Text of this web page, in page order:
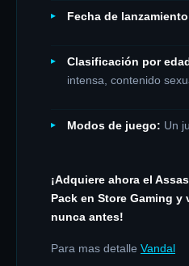
Fecha de
Clasificación por
intensa, contenido
Modos de juego: Un
¡Adquiere ahora el
Pack en Store Gaming
nunca antes!
Para mas detalle Vandal